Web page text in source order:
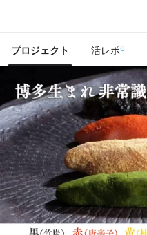
プロジェクト 活レポ6